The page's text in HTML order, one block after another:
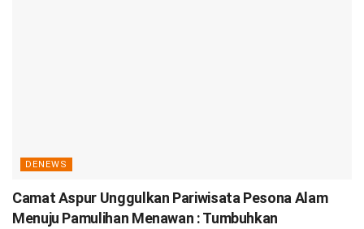
DENEWS
Camat Aspur Unggulkan Pariwisata Pesona Alam
Menuju Pamulihan Menawan : Tumbuhkan